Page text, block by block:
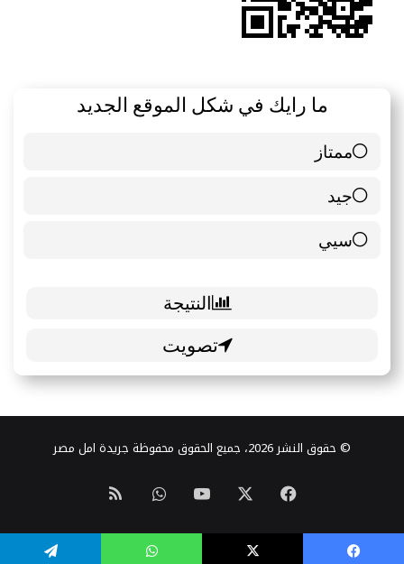
ما رايك في شكل الموقع الجديد
ممتاز
6 ( 85.71 % )
جيد
0 ( 0 % )
سيي
1 ( 14.29 % )
© حقوق النشر 2026، جميع الحقوق محفوظة جريدة امل مصر
فيسبوك ‫YouTubeواتسابملخص
الموقع